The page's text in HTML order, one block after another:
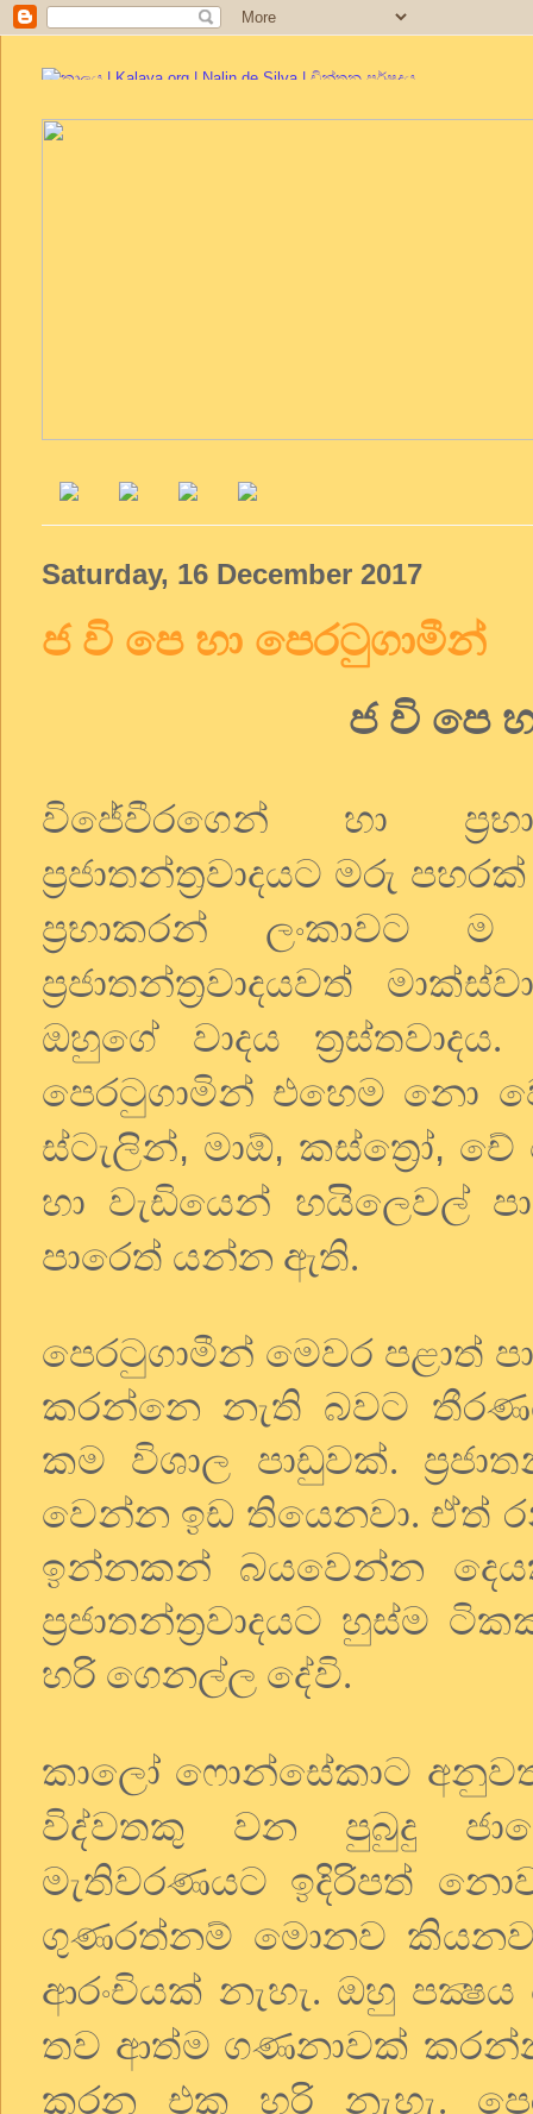
Saturday, 16 December 2017
ජ වි පෙ හා පෙරටුගාමීන්
ජ වි පෙ
විජේවීරගෙන් හා
ප්‍රජාතන්ත්‍රවාදයට මරු
ප්‍රභාකරන් ලංකාවට
ප්‍රජාතන්ත්‍රවාදයවත්
ඔහුගේ වාදය ත්‍රස්තවාදය.
පෙරටුගාමින් එහෙම නො
ස්ටැලින්, මාඕ, කස්ත්‍රෝ, චේ
හා වැඩියෙන් හයිලෙවල්
පාරෙත් යන්න ඇති.
පෙරටුගාමීන් මෙවර පළාත්
කරන්නෙ නැති බවට
කම විශාල පාඩුවක්.
වෙන්න ඉඩ තියෙනවා. ඒත්
ඉන්නකන් බයවෙන්න
ප්‍රජාතන්ත්‍රවාදයට හුස්ම
හරි ගෙනල්ල දේවි.
කාලෝ ෆොන්සේකාට
විද්වතකු වන පුබුදු
මැතිවරණයට ඉදිරිපත්
ගුණරත්නම් මොනව කියනව
ආරංචියක් නැහැ. ඔහු
තව ආත්ම ගණනාවක්
කරන එක හරි නැහැ.